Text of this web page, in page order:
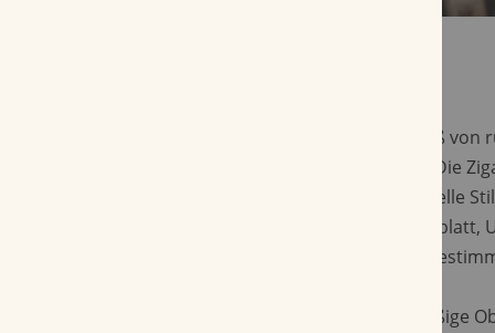
Mit etwa 15,2 cm Länge und einem Ringmaß
diese Zigarre dem typischen Toro-Format. Die
handgefertigt und verkörpern die traditionelle
dominikanischer Longfiller, bei denen Deckblatt,
auf ein mild-harmonisches Rauchprofil
Der Aufbau der Zigarre zeigt eine gleichmäßige